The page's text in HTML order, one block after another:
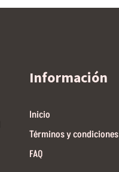
Información
Inicio
Términos y condiciones
FAQ